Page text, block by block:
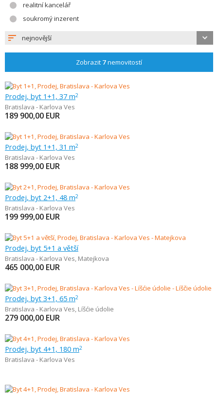
realitní kancelář
soukromý inzerent
nejnovější
Zobrazit 7nemovitostí
Prodej, byt 1+1, 37 m2
Bratislava - Karlova Ves
189 900,00 EUR
Prodej, byt 1+1, 31 m2
Bratislava - Karlova Ves
188 999,00 EUR
Prodej, byt 2+1, 48 m2
Bratislava - Karlova Ves
199 999,00 EUR
Prodej, byt 5+1 a větší
Bratislava - Karlova Ves, Matejkova
465 000,00 EUR
Prodej, byt 3+1, 65 m2
Bratislava - Karlova Ves, Líšćie údolie
279 000,00 EUR
Prodej, byt 4+1, 180 m2
Bratislava - Karlova Ves